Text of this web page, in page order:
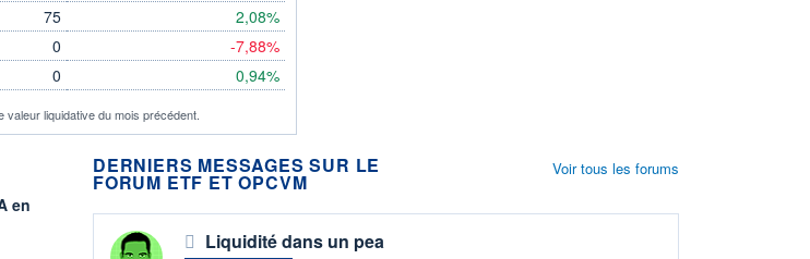
75
0
0
2,08%
-7,88%
0,94%
liquidative du mois précédent.
en
DERNIERS MESSAGES SUR LE
FORUM ETF ET OPCVM
Liquidité dans un pea
Voir tous les forums